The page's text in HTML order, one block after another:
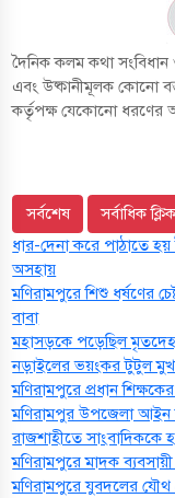
দৈনিক কলম কথা সংবিধান
এবং উষ্কানীমূলক কোনো
কর্তৃপক্ষ যেকোনো ধরণের
সর্বশেষ
সর্বাধিক ক্লিক
ধার-দেনা করে পাঠাতে হয়
অসহায়
মণিরামপুরে শিশু ধর্ষণের
বাবা
মহাসড়কে পড়েছিল
নড়াইলের ভয়ংকর টুটুল
মণিরামপুরে প্রধান
মণিরামপুর উপজেলা আইন
রাজশাহীতে সাংবাদিককে
মণিরামপুরে মাদক
মণিরামপুরে যুবদলের যৌথ